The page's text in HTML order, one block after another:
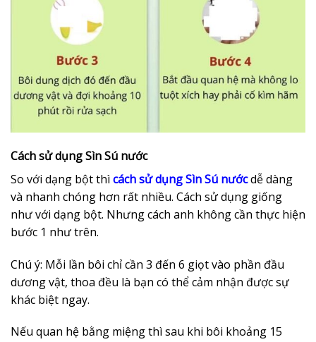
Cách sử dụng Sìn Sú nước
So với dạng bột thìcách sử dụng Sìn Sú nướcdễ dàng
và nhanh chóng hơn rất nhiều. Cách sử dụng giống
như với dạng bột. Nhưng cách anh không cần thực hiện
bước 1 như trên.
Chú ý: Mỗi lần bôi chỉ cần 3 đến 6 giọt vào phần đầu
dương vật, thoa đều là bạn có thể cảm nhận được sự
khác biệt ngay.
Nếu quan hệ bằng miệng thì sau khi bôi khoảng 15